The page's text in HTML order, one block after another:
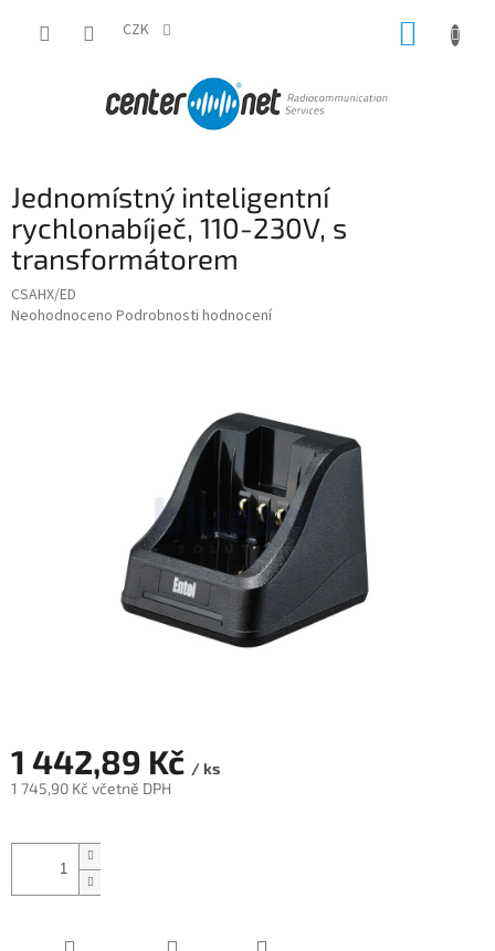
CZK
Jednomístný inteligentní
rychlonabíječ, 110-230V, s
transformátorem
CSAHX/ED
Průměrné
Neohodnoceno Podrobnosti hodnocení
1 442,89 Kč / ks
1 745,90 Kč včetně DPH
cena: